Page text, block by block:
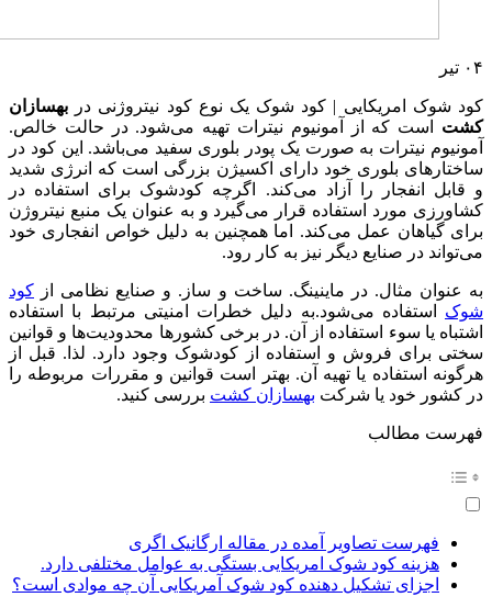
۰۴ تیر
کود شوک امریکایی | کود شوک یک نوع کود نیتروژنی در بهسازان
کشت است که از آمونیوم نیترات تهیه می‌شود. در حالت خالص.
آمونیوم نیترات به صورت یک پودر بلوری سفید می‌باشد. این کود در
ساختارهای بلوری خود دارای اکسیژن بزرگی است که انرژی شدید
و قابل انفجار را آزاد می‌کند. اگرچه کودشوک برای استفاده در
کشاورزی مورد استفاده قرار می‌گیرد و به عنوان یک منبع نیتروژن
برای گیاهان عمل می‌کند. اما همچنین به دلیل خواص انفجاری خود
می‌تواند در صنایع دیگر نیز به کار رود.
به عنوان مثال. در ماینینگ. ساخت و ساز. و صنایع نظامی از کود
شوک استفاده می‌شود.به دلیل خطرات امنیتی مرتبط با استفاده
اشتباه یا سوء استفاده از آن. در برخی کشورها محدودیت‌ها و قوانین
سختی برای فروش و استفاده از کودشوک وجود دارد. لذا. قبل از
هرگونه استفاده یا تهیه آن. بهتر است قوانین و مقررات مربوطه را
در کشور خود یا شرکت بهسازان کشت بررسی کنید.
فهرست مطالب
فهرست تصاویر آمده در مقاله ارگانیک اگری
هزینه کود شوک امریکایی بستگی به عوامل مختلفی دارد.
اجزای تشکیل دهنده کود شوک آمریکایی آن چه موادی است؟